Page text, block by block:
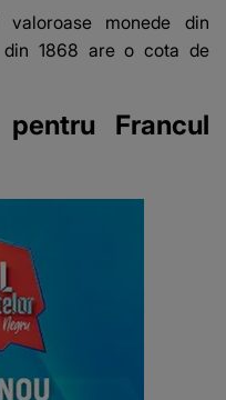
monede din
1868 are o cota de
Francul